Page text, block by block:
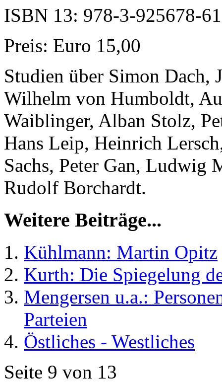
ISBN 13: 978-3-925678-
Preis: Euro 15,00
Studien über Simon Dach,
Wilhelm von Humboldt,
Waiblinger, Alban Stolz,
Hans Leip, Heinrich
Sachs, Peter Gan, Ludwig
Rudolf Borchardt.
Weitere Beiträge...
Kühlmann: Martin Opitz
Kurth: Die Spiegelung
Mengersen u.a.:
Parteien
Östliches - Westliches
Seite 9 von 13